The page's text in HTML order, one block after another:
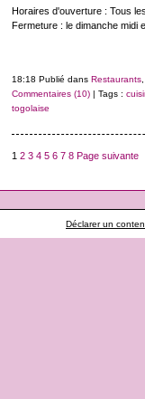
Horaires d'ouverture : Tous
Fermeture : le dimanche midi
18:18 Publié dans Restaurants
Commentaires (10)| Tags :
togolaise
1 2 3 4 5 6 7 8 Page suivante
Déclarer un